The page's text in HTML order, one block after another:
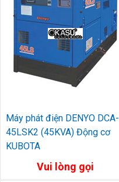
Máy phát điện DENYO DCA-
45LSK2 (45KVA) Động cơ
KUBOTA
Vui lòng gọi